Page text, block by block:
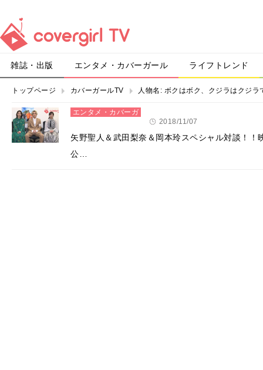
雑誌・出版 エンタメ・カバーガール ライフトレンド
トップページ カバーガールTV 人物名: ボクはボク、クジラはクジラ
エンタメ・カバーガ
2018/11/07
矢野聖人＆武田梨奈＆岡本玲スペシャル対談！
公…